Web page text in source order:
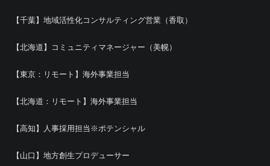
【千葉】地域活性化コンサルティング営業（香取）
【北海道】コミュニティマネージャー（美幌）
【東京：リモート】海外事業担当
【北海道：リモート】海外事業担当
【高知】人事採用担当※ポテンシャル
【山口】地方創生プロデューサー